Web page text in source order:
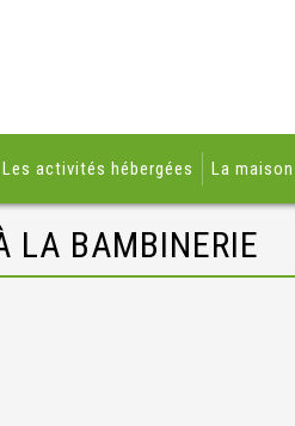
Les activités hébergées La
LA BAMBINERIE